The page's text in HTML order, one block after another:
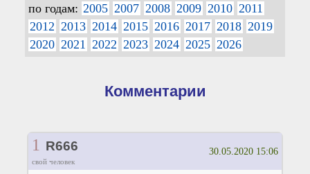
по годам: 2005 2007 2008 2009 2010 2011
2012 2013 2014 2015 2016 2017 2018 2019
2020 2021 2022 2023 2024 2025 2026
Комментарии
1 R666
свой человек
30.05.2020 15:06